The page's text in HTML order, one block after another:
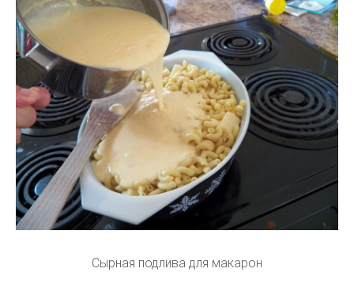
Сырная подлива для макарон